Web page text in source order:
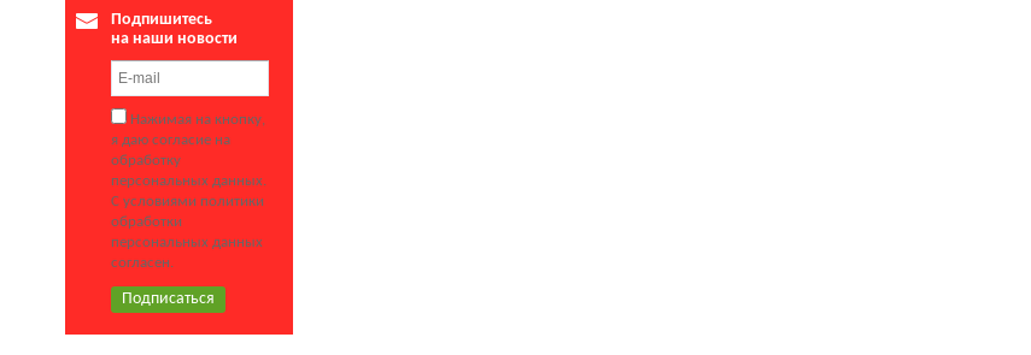
Подпишитесь
на наши новости
Нажимая на кнопку,
я даю согласие на
обработку
персональных данных.
С условиями политики
обработки
персональных данных
согласен.